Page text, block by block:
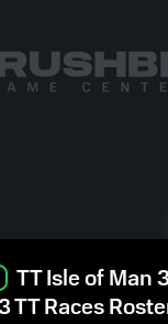
TT Isle of Man
TT Races